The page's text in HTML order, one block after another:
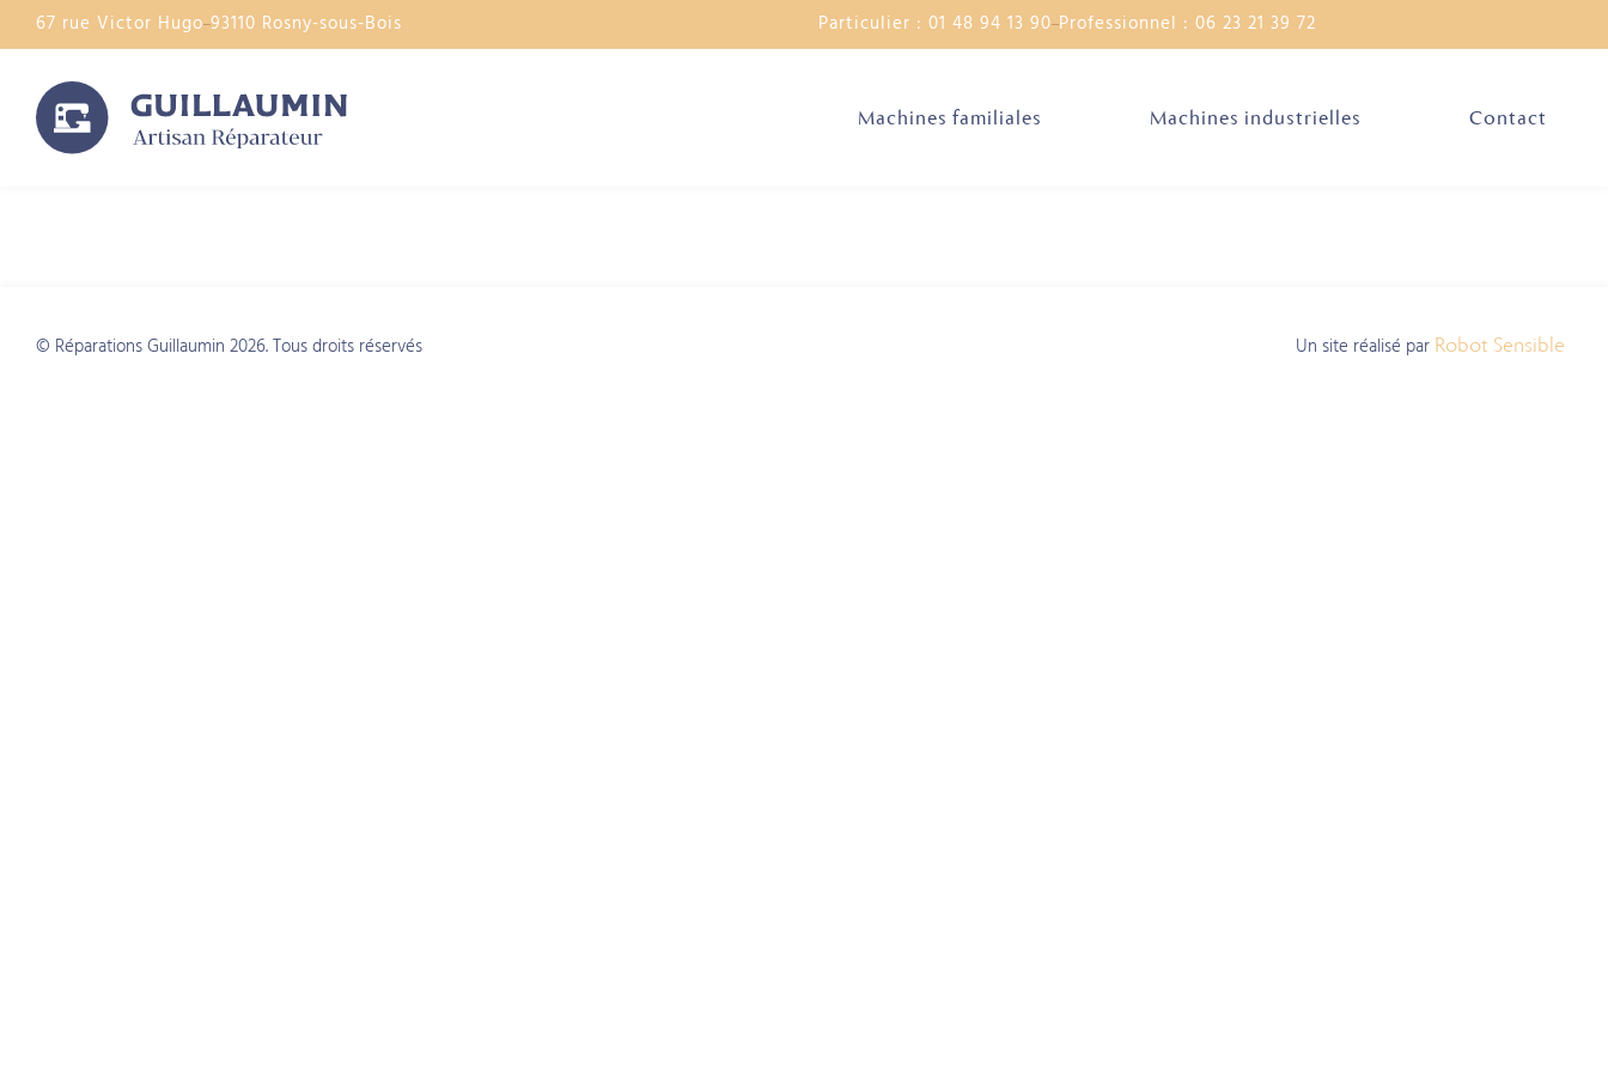
67 rue Victor Hugo 93110 Rosny-sous-Bois Particulier : 01 48 94 13 90 Professionnel : 06 23 21 39 72
Machines familiales Machines industrielles Contact
© Réparations Guillaumin 2026. Tous droits réservés Un site réalisé par Robot Sensible